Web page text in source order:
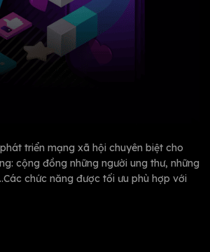
triển mạng xã hội chuyên biệt cho
cộng đồng những người ung thư, những
chức năng được tối ưu phù hợp với